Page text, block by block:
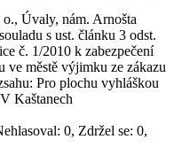
Úvaly, nám. Arnošta
s ust. článku 3 odst.
č. 1/2010 k zabezpečení
ve městě výjimku ze zákazu
Pro plochu vyhláškou
Kaštanech
0, Zdržel se: 0,